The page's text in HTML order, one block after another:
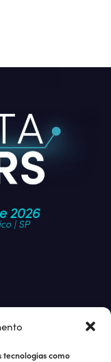
tecnologias como
2026
| SP